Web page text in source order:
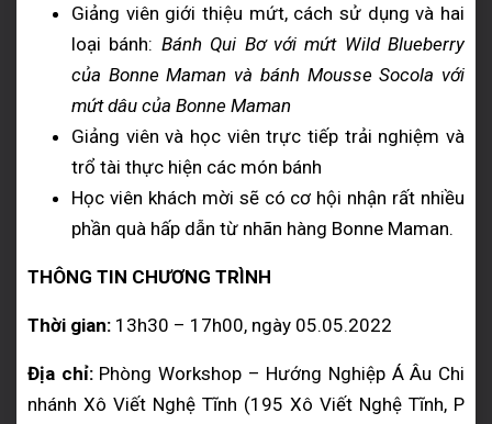
Giảng viên giới thiệu mứt, cách sử dụng và hai
loại bánh: Bánh Qui Bơ với mứt Wild Blueberry
của Bonne Maman và bánh Mousse Socola với
mứt dâu của Bonne Maman
Giảng viên và học viên trực tiếp trải nghiệm và
trổ tài thực hiện các món bánh
Học viên khách mời sẽ có cơ hội nhận rất nhiều
phần quà hấp dẫn từ nhãn hàng Bonne Maman.
THÔNG TIN CHƯƠNG TRÌNH
Thời gian: 13h30 – 17h00, ngày 05.05.2022
Địa chỉ: Phòng Workshop – Hướng Nghiệp Á Âu Chi
nhánh Xô Viết Nghệ Tĩnh (195 Xô Viết Nghệ Tĩnh, P